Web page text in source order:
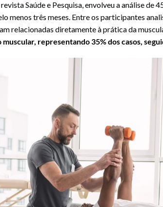
Saúde e Pesquisa, envolveu a análise de
menos três meses. Entre os participantes
relacionadas diretamente à prática da
representando 35% dos casos,